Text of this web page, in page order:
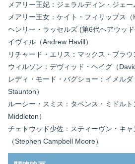
メアリー王妃：ジェラルディン・ジェ
メアリー王女：ケイト・フィリップス（
ヘンリー・ラッセルズ (第6代ヘアウッ
イヴィル（Andrew Havill）
リチャード・エリス：マックス・ブラウ
ウィルソン：デヴィッド・ヘイグ（
レディ・モード・バグショー：イメル
Staunton）
ルーシー・スミス：タペンス・ミドル
Middleton）
チェトウッド少佐：スティーヴン・キャ
（Stephen Campbell Moore）